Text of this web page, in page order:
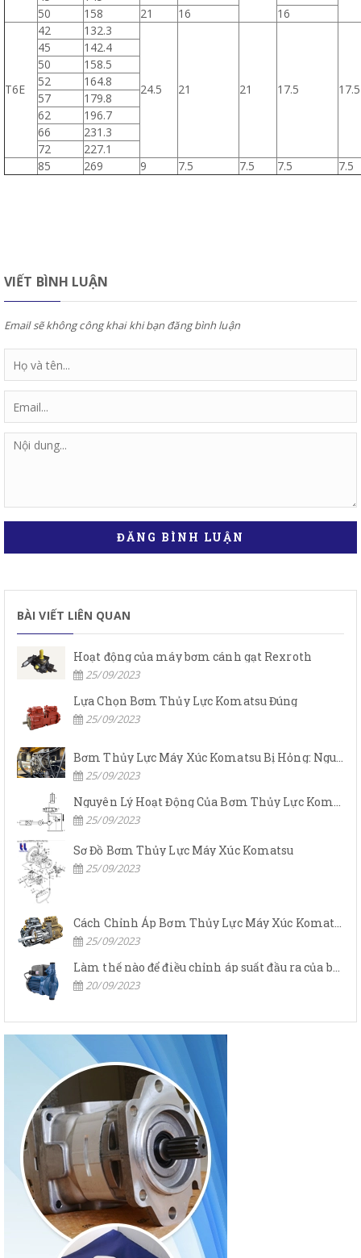
50
158 21 16 16
T6E
42 132.3
24.5 21 21 17.5 17.5
45
142.4
50
158.5
52
164.8
57
179.8
62
196.7
66
231.3
72
227.1
85
269 9 7.5 7.5 7.5 7.5
VIẾT BÌNH LUẬN
Email sẽ không công khai khi bạn đăng bình luận
ĐĂNG BÌNH LUẬN
BÀI VIẾT LIÊN QUAN
Hoạt động của máy bơm cánh gạt Rexroth
25/09/2023
Lựa Chọn Bơm Thủy Lực Komatsu Đúng
25/09/2023
Bơm Thủy Lực Máy Xúc Komatsu Bị Hỏng: Nguyên Nhân Và Cách Khắc Phục
25/09/2023
Nguyên Lý Hoạt Động Của Bơm Thủy Lực Komatsu
25/09/2023
Sơ Đồ Bơm Thủy Lực Máy Xúc Komatsu
25/09/2023
25/09/2023
20/09/2023